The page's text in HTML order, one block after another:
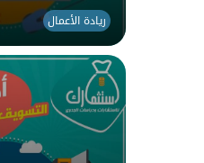
ريادة الأعمال